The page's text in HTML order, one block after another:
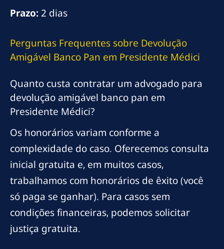
Prazo: 2 dias
Perguntas Frequentes sobre Devolução
Amigável Banco Pan em Presidente Médici
Quanto custa contratar um advogado para
devolução amigável banco pan em
Presidente Médici?
Os honorários variam conforme a
complexidade do caso. Oferecemos consulta
inicial gratuita e, em muitos casos,
trabalhamos com honorários de êxito (você
só paga se ganhar). Para casos sem
condições financeiras, podemos solicitar
justiça gratuita.